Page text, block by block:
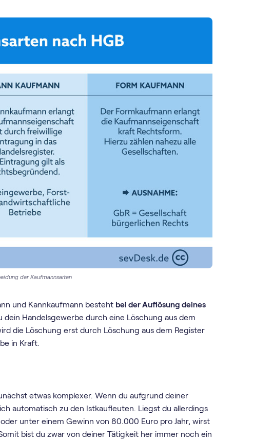
der Kaufmannsarten
und Kannkaufmann besteht bei der Auflösung deines
dein Handelsgewerbe durch eine Löschung aus dem
die Löschung erst durch Löschung aus dem Register
in Kraft.
etwas komplexer. Wenn du aufgrund deiner
automatisch zu den Istkaufleuten. Liegst du allerdings
unter einem Gewinn von 80.000 Euro pro Jahr, wirst
bist du zwar von deiner Tätigkeit her immer noch ein